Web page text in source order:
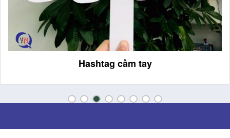
Hashtag cầm tay